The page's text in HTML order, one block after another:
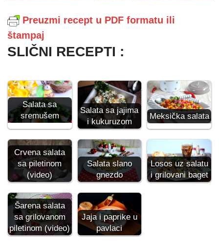
Preuzmi recept u PDF formatu ili
štampaj
SLIČNI RECEPTI :
Salata sa
sremušem
Salata sa jajima
i kukuruzom
Meksička salata
Crvena salata
sa piletinom
(video)
Salata slano
gnezdo
Losos uz salatu
i grilovani baget
Šarena salata
sa grilovanom
piletinom (video)
Jaja i paprike u
pavlaci